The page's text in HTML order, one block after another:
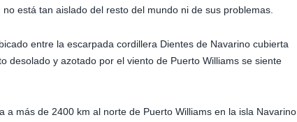
está tan aislado del resto del mundo ni de sus problemas.
entre la escarpada cordillera Dientes de Navarino cubierta
desolado y azotado por el viento de Puerto Williams se siente
más de 2400 km al norte de Puerto Williams en la isla Navarino.